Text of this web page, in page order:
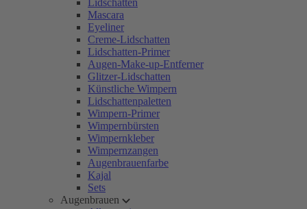
Lidschatten
Mascara
Eyeliner
Creme-Lidschatten
Lidschatten-Primer
Augen-Make-up-Entferner
Glitzer-Lidschatten
Künstliche Wimpern
Lidschattenpaletten
Wimpern-Primer
Wimpernbürsten
Wimpernkleber
Wimpernzangen
Augenbrauenfarbe
Kajal
Sets
Augenbrauen